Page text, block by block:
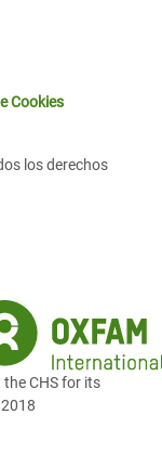
Cookies
los derechos
CHS for its